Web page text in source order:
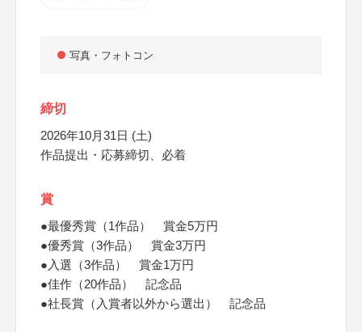
写真・フォトコン
締切
2026年10月31日 (土)
作品提出・応募締切、必着
賞
●最優秀賞（1作品） 賞金5万円
●優秀賞（3作品） 賞金3万円
●入選（3作品） 賞金1万円
●佳作（20作品） 記念品
●社長賞（入賞者以外から選出） 記念品